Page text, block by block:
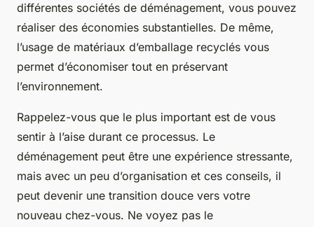
différentes sociétés de déménagement, vous pouvez
réaliser des économies substantielles. De même,
l’usage de matériaux d’emballage recyclés vous
permet d’économiser tout en préservant
l’environnement.
Rappelez-vous que le plus important est de vous
sentir à l’aise durant ce processus. Le
déménagement peut être une expérience stressante,
mais avec un peu d’organisation et ces conseils, il
peut devenir une transition douce vers votre
nouveau chez-vous. Ne voyez pas le